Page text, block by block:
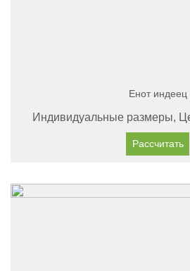
Енот индеец
Индивидуальные размеры,
Рассчитать